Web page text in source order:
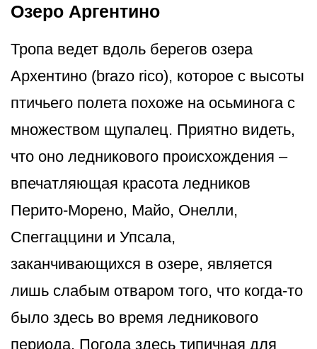
Озеро Аргентино
Тропа ведет вдоль берегов озера
Архентино (brazo rico), которое с высоты
птичьего полета похоже на осьминога с
множеством щупалец. Приятно видеть,
что оно ледникового происхождения –
впечатляющая красота ледников
Перито-Морено, Майо, Онелли,
Спеггаццини и Упсала,
заканчивающихся в озере, является
лишь слабым отваром того, что когда-то
было здесь во время ледникового
периода. Погода здесь типичная для